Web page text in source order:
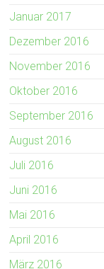
Januar 2017
Dezember 2016
November 2016
Oktober 2016
September 2016
August 2016
Juli 2016
Juni 2016
Mai 2016
April 2016
März 2016